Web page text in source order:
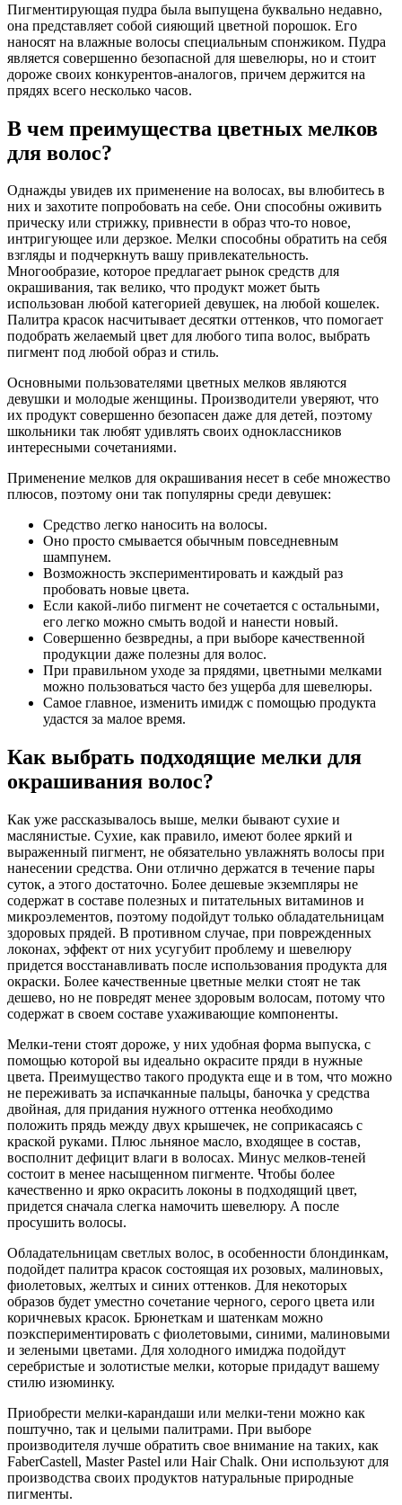
Пигментирующая пудра была выпущена буквально недавно,
она представляет собой сияющий цветной порошок. Его
наносят на влажные волосы специальным спонжиком. Пудра
является совершенно безопасной для шевелюры, но и стоит
дороже своих конкурентов-аналогов, причем держится на
прядях всего несколько часов.
В чем преимущества цветных мелков
для волос?
Однажды увидев их применение на волосах, вы влюбитесь в
них и захотите попробовать на себе. Они способны оживить
прическу или стрижку, привнести в образ что-то новое,
интригующее или дерзкое. Мелки способны обратить на себя
взгляды и подчеркнуть вашу привлекательность.
Многообразие, которое предлагает рынок средств для
окрашивания, так велико, что продукт может быть
использован любой категорией девушек, на любой кошелек.
Палитра красок насчитывает десятки оттенков, что помогает
подобрать желаемый цвет для любого типа волос, выбрать
пигмент под любой образ и стиль.
Основными пользователями цветных мелков являются
девушки и молодые женщины. Производители уверяют, что
их продукт совершенно безопасен даже для детей, поэтому
школьники так любят удивлять своих одноклассников
интересными сочетаниями.
Применение мелков для окрашивания несет в себе множество
плюсов, поэтому они так популярны среди девушек:
Средство легко наносить на волосы.
Оно просто смывается обычным повседневным
шампунем.
Возможность экспериментировать и каждый раз
пробовать новые цвета.
Если какой-либо пигмент не сочетается с остальными,
его легко можно смыть водой и нанести новый.
Совершенно безвредны, а при выборе качественной
продукции даже полезны для волос.
При правильном уходе за прядями, цветными мелками
можно пользоваться часто без ущерба для шевелюры.
Самое главное, изменить имидж с помощью продукта
удастся за малое время.
Как выбрать подходящие мелки для
окрашивания волос?
Как уже рассказывалось выше, мелки бывают сухие и
маслянистые. Сухие, как правило, имеют более яркий и
выраженный пигмент, не обязательно увлажнять волосы при
нанесении средства. Они отлично держатся в течение пары
суток, а этого достаточно. Более дешевые экземпляры не
содержат в составе полезных и питательных витаминов и
микроэлементов, поэтому подойдут только обладательницам
здоровых прядей. В противном случае, при поврежденных
локонах, эффект от них усугубит проблему и шевелюру
придется восстанавливать после использования продукта для
окраски. Более качественные цветные мелки стоят не так
дешево, но не повредят менее здоровым волосам, потому что
содержат в своем составе ухаживающие компоненты.
Мелки-тени стоят дороже, у них удобная форма выпуска, с
помощью которой вы идеально окрасите пряди в нужные
цвета. Преимущество такого продукта еще и в том, что можно
не переживать за испачканные пальцы, баночка у средства
двойная, для придания нужного оттенка необходимо
положить прядь между двух крышечек, не соприкасаясь с
краской руками. Плюс льняное масло, входящее в состав,
восполнит дефицит влаги в волосах. Минус мелков-теней
состоит в менее насыщенном пигменте. Чтобы более
качественно и ярко окрасить локоны в подходящий цвет,
придется сначала слегка намочить шевелюру. А после
просушить волосы.
Обладательницам светлых волос, в особенности блондинкам,
подойдет палитра красок состоящая их розовых, малиновых,
фиолетовых, желтых и синих оттенков. Для некоторых
образов будет уместно сочетание черного, серого цвета или
коричневых красок. Брюнеткам и шатенкам можно
поэкспериментировать с фиолетовыми, синими, малиновыми
и зелеными цветами. Для холодного имиджа подойдут
серебристые и золотистые мелки, которые придадут вашему
стилю изюминку.
Приобрести мелки-карандаши или мелки-тени можно как
поштучно, так и целыми палитрами. При выборе
производителя лучше обратить свое внимание на таких, как
FaberCastell, Master Pastel или Hair Chalk. Они используют для
производства своих продуктов натуральные природные
пигменты.